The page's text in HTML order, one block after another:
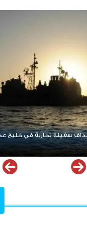
سفينة تجارية في خليج